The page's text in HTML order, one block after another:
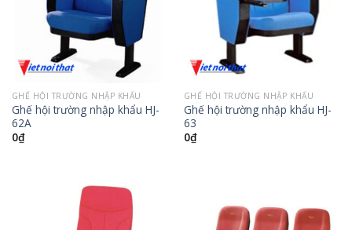
GHẾ HỘI TRƯỜNG NHẬP KHẨU
Ghế hội trường nhập khẩu HJ-
62A
0₫
GHẾ HỘI TRƯỜNG NHẬP KHẨU
Ghế hội trường nhập khẩu HJ-
63
0₫